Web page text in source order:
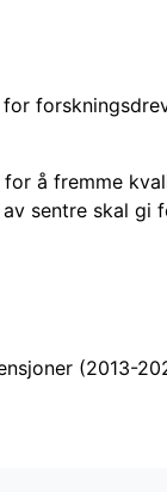
å fremme
sentre skal gi
(2013-